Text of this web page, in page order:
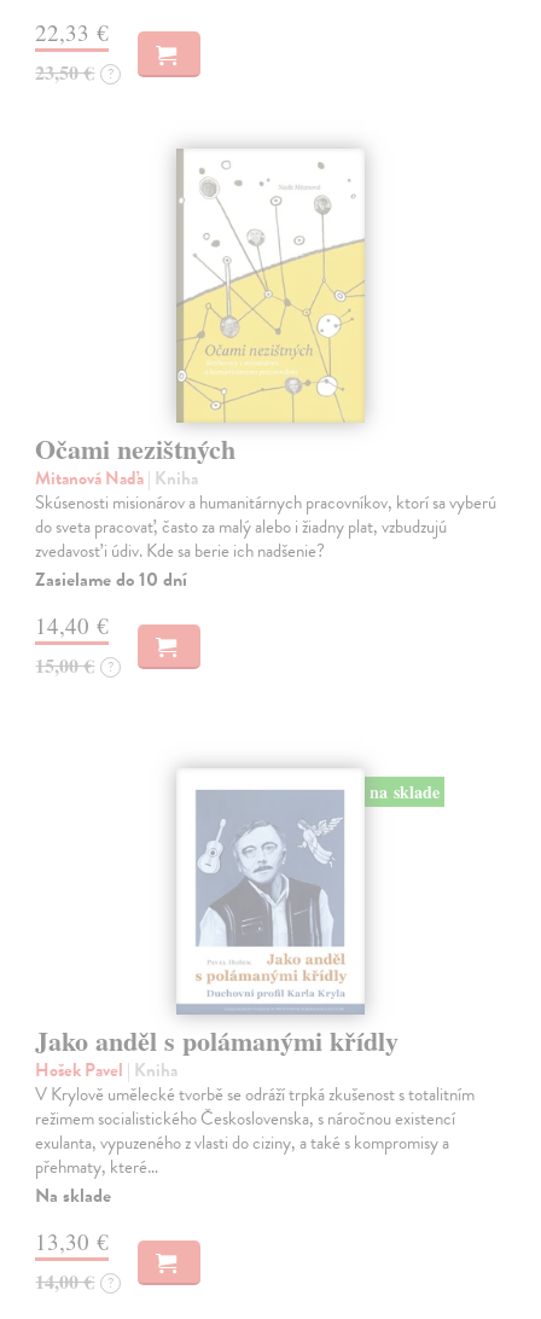
22,33 €
23,50 € ?
Očami nezištných
Mitanová Naďa| Kniha
Skúsenosti misionárov a humanitárnych pracovníkov, ktorí sa vyberú
do sveta pracovať, často za malý alebo i žiadny plat, vzbudzujú
zvedavosť i údiv. Kde sa berie ich nadšenie?
Zasielame do 10 dní
14,40 €
15,00 € ?
na sklade
Jako anděl s polámanými křídly
Hošek Pavel | Kniha
V Krylově umělecké tvorbě se odráží trpká zkušenost s totalitním
režimem socialistického Československa, s náročnou existencí
exulanta, vypuzeného z vlasti do ciziny, a také s kompromisy a
přehmaty, které…
Na sklade
13,30 €
14,00 € ?